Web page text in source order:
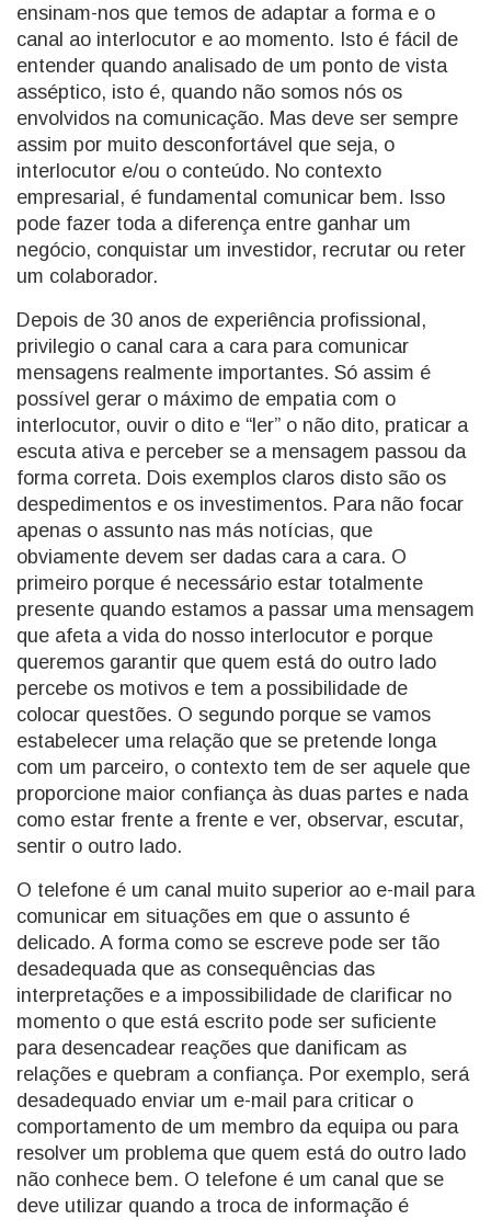
ensinam-nos que temos de adaptar a forma e o
canal ao interlocutor e ao momento. Isto é fácil de
entender quando analisado de um ponto de vista
asséptico, isto é, quando não somos nós os
envolvidos na comunicação. Mas deve ser sempre
assim por muito desconfortável que seja, o
interlocutor e/ou o conteúdo. No contexto
empresarial, é fundamental comunicar bem. Isso
pode fazer toda a diferença entre ganhar um
negócio, conquistar um investidor, recrutar ou reter
um colaborador.
Depois de 30 anos de experiência profissional,
privilegio o canal cara a cara para comunicar
mensagens realmente importantes. Só assim é
possível gerar o máximo de empatia com o
interlocutor, ouvir o dito e “ler” o não dito, praticar a
escuta ativa e perceber se a mensagem passou da
forma correta. Dois exemplos claros disto são os
despedimentos e os investimentos. Para não focar
apenas o assunto nas más notícias, que
obviamente devem ser dadas cara a cara. O
primeiro porque é necessário estar totalmente
presente quando estamos a passar uma mensagem
que afeta a vida do nosso interlocutor e porque
queremos garantir que quem está do outro lado
percebe os motivos e tem a possibilidade de
colocar questões. O segundo porque se vamos
estabelecer uma relação que se pretende longa
com um parceiro, o contexto tem de ser aquele que
proporcione maior confiança às duas partes e nada
como estar frente a frente e ver, observar, escutar,
sentir o outro lado.
O telefone é um canal muito superior ao e-mail para
comunicar em situações em que o assunto é
delicado. A forma como se escreve pode ser tão
desadequada que as consequências das
interpretações e a impossibilidade de clarificar no
momento o que está escrito pode ser suficiente
para desencadear reações que danificam as
relações e quebram a confiança. Por exemplo, será
desadequado enviar um e-mail para criticar o
comportamento de um membro da equipa ou para
resolver um problema que quem está do outro lado
não conhece bem. O telefone é um canal que se
deve utilizar quando a troca de informação é